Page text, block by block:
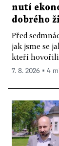
nutí
dobrého
Před
jak jsme se
kteří hovořili
7. 8. 2026 ▪ 4